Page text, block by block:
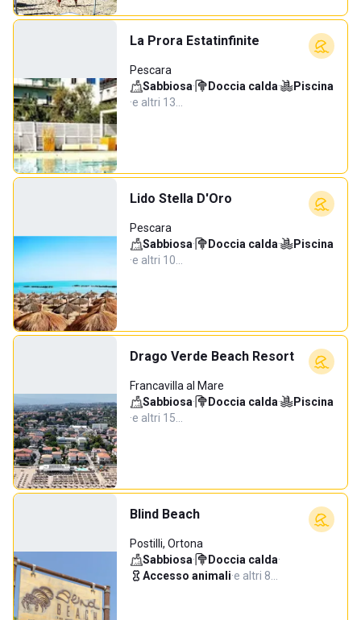
La Prora Estatinfinite
Pescara
Sabbiosa· Doccia calda·
Piscina
·e altri 13…
Lido Stella D'Oro
Pescara
Sabbiosa· Doccia calda·
Piscina
·e altri 10…
Drago Verde Beach Resort
Francavilla al Mare
Sabbiosa· Doccia calda·
Piscina
·e altri 15…
Blind Beach
Postilli, Ortona
Sabbiosa· Doccia calda·
Accesso animali·e altri 8…